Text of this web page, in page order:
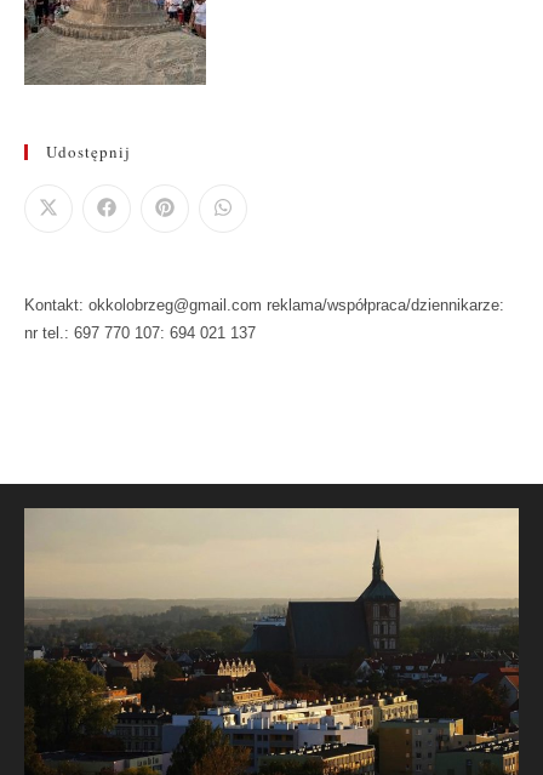
Udostępnij
Kontakt: okkolobrzeg@gmail.com reklama/współpraca/dziennikarze:
nr tel.: 697 770 107: 694 021 137